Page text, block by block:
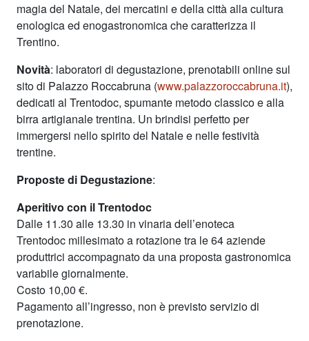
magia del Natale, dei mercatini e della città alla cultura
enologica ed enogastronomica che caratterizza il
Trentino.
Novità: laboratori di degustazione, prenotabili online sul
sito di Palazzo Roccabruna (www.palazzoroccabruna.it),
dedicati al Trentodoc, spumante metodo classico e alla
birra artigianale trentina. Un brindisi perfetto per
immergersi nello spirito del Natale e nelle festività
trentine.
Proposte di Degustazione:
Aperitivo con il Trentodoc
Dalle 11.30 alle 13.30 in vinaria dell’enoteca
Trentodoc millesimato a rotazione tra le 64 aziende
produttrici accompagnato da una proposta gastronomica
variabile giornalmente.
Costo 10,00 €.
Pagamento all’ingresso, non è previsto servizio di
prenotazione.